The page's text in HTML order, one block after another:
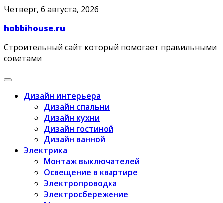
Skip
content
Четверг, 6 августа, 2026
hobbihouse.ru
Строительный сайт который помогает правильными
советами
Дизайн интерьера
Дизайн спальни
Дизайн кухни
Дизайн гостиной
Дизайн ванной
Электрика
Монтаж выключателей
Освещение в квартире
Электропроводка
Электросбережение